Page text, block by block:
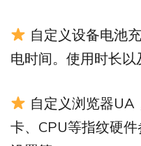
自定义设备电池
电时间。使用时长以
自定义浏览器UA
卡、CPU等指纹硬